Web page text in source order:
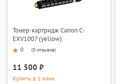
Тонер-картридж Canon C-
EXV1007 (yellow)
0 (0 отзывов)
11 500 ₽
Купить в 1 клик